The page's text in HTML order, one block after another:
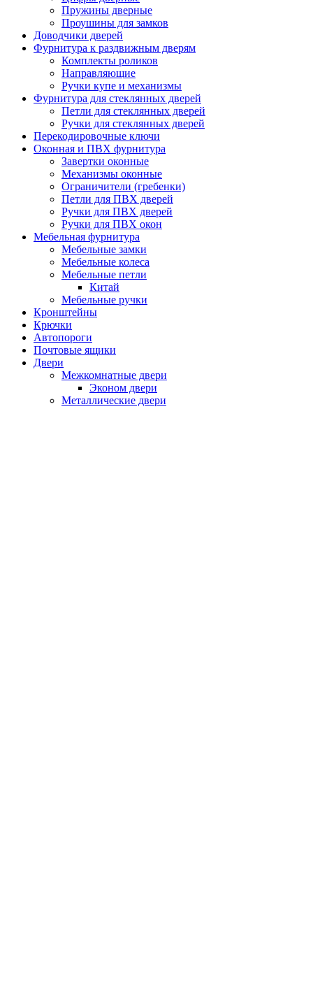
Пружины дверные
Проушины для замков
Доводчики дверей
Фурнитура к раздвижным дверям
Комплекты роликов
Направляющие
Ручки купе и механизмы
Фурнитура для стеклянных дверей
Петли для стеклянных дверей
Ручки для стеклянных дверей
Перекодировочные ключи
Оконная и ПВХ фурнитура
Завертки оконные
Механизмы оконные
Ограничители (гребенки)
Петли для ПВХ дверей
Ручки для ПВХ дверей
Ручки для ПВХ окон
Мебельная фурнитура
Мебельные замки
Мебельные колеса
Мебельные петли
Китай
Мебельные ручки
Кронштейны
Крючки
Автопороги
Почтовые ящики
Двери
Межкомнатные двери
Эконом двери
Металлические двери